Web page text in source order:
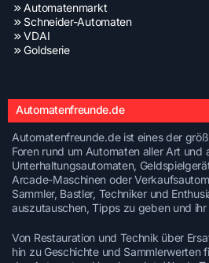
Automatenmarkt
Schneider-Automaten
VDAI
Goldserie
Automatenfreunde.de
Automatenfreunde.de ist eines der
Foren rund um Automaten aller Art und
Unterhaltungsautomaten,
Arcade-Maschinen oder
Sammler, Bastler, Techniker und
auszutauschen, Tipps zu geben und ihr
Von Restauration und Technik über
hin zu Geschichte und Sammlerwerten